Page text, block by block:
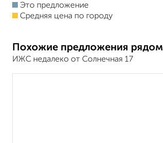
Это предложение
Средняя цена по городу
Похожие предложения рядом
ИЖС недалеко от Солнечная 17